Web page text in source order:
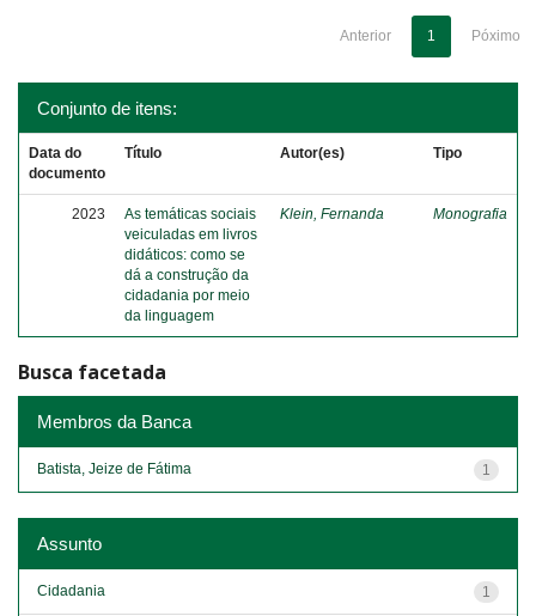
Anterior 1 Póximo
Conjunto de itens:
Data do
documento
Título Autor(es) Tipo
2023
As temáticas sociais
veiculadas em livros
didáticos: como se
dá a construção da
cidadania por meio
da linguagem
Klein, Fernanda Monografia
Busca facetada
Membros da Banca
1
Batista, Jeize de Fátima
Assunto
1
Cidadania